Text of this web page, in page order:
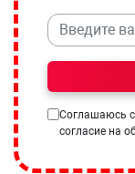
Соглашаюсь с
согласие на